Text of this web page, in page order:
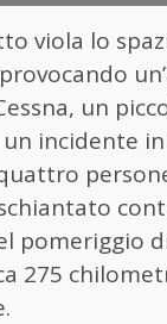
viola lo
un
incidente
pomeriggio
275